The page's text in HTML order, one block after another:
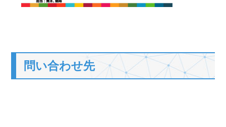
問い合わせ先